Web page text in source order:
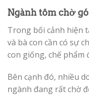
Ngành tôm chờ
Trong bối cảnh hiện
và bà con cần có sự
con giống, chế phẩm
Bên cạnh đó, nhiều
ngành đang rất chờ